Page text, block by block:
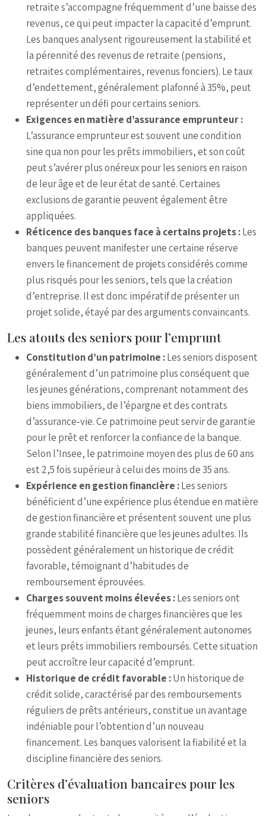
retraite s’accompagne fréquemment d’une baisse des
revenus, ce qui peut impacter la capacité d’emprunt.
Les banques analysent rigoureusement la stabilité et
la pérennité des revenus de retraite (pensions,
retraites complémentaires, revenus fonciers). Le taux
d’endettement, généralement plafonné à 35%, peut
représenter un défi pour certains seniors.
Exigences en matière d’assurance emprunteur :
L’assurance emprunteur est souvent une condition
sine qua non pour les prêts immobiliers, et son coût
peut s’avérer plus onéreux pour les seniors en raison
de leur âge et de leur état de santé. Certaines
exclusions de garantie peuvent également être
appliquées.
Réticence des banques face à certains projets :Les
banques peuvent manifester une certaine réserve
envers le financement de projets considérés comme
plus risqués pour les seniors, tels que la création
d’entreprise. Il est donc impératif de présenter un
projet solide, étayé par des arguments convaincants.
Les atouts des seniors pour l’emprunt
Constitution d’un patrimoine :Les seniors disposent
généralement d’un patrimoine plus conséquent que
les jeunes générations, comprenant notamment des
biens immobiliers, de l’épargne et des contrats
d’assurance-vie. Ce patrimoine peut servir de garantie
pour le prêt et renforcer la confiance de la banque.
Selon l’Insee, le patrimoine moyen des plus de 60 ans
est 2,5 fois supérieur à celui des moins de 35 ans.
Expérience en gestion financière :Les seniors
bénéficient d’une expérience plus étendue en matière
de gestion financière et présentent souvent une plus
grande stabilité financière que les jeunes adultes. Ils
possèdent généralement un historique de crédit
favorable, témoignant d’habitudes de
remboursement éprouvées.
Charges souvent moins élevées :Les seniors ont
fréquemment moins de charges financières que les
jeunes, leurs enfants étant généralement autonomes
et leurs prêts immobiliers remboursés. Cette situation
peut accroître leur capacité d’emprunt.
Historique de crédit favorable :Un historique de
crédit solide, caractérisé par des remboursements
réguliers de prêts antérieurs, constitue un avantage
indéniable pour l’obtention d’un nouveau
financement. Les banques valorisent la fiabilité et la
discipline financière des seniors.
Critères d’évaluation bancaires pour les
seniors